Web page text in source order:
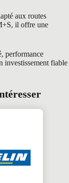
aux routes
il offre une
performance
investissement fiable